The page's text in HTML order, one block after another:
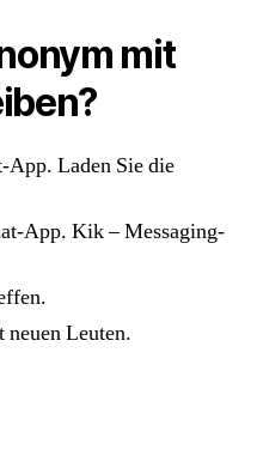
mit
App. Laden Sie die
App. Kik – Messaging-
neuen Leuten.